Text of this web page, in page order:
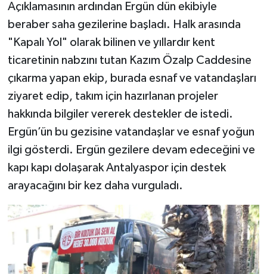
Açıklamasının ardından Ergün dün ekibiyle
beraber saha gezilerine başladı. Halk arasında
"Kapalı Yol" olarak bilinen ve yıllardır kent
ticaretinin nabzını tutan Kazım Özalp Caddesine
çıkarma yapan ekip, burada esnaf ve vatandaşları
ziyaret edip, takım için hazırlanan projeler
hakkında bilgiler vererek destekler de istedi.
Ergün’ün bu gezisine vatandaşlar ve esnaf yoğun
ilgi gösterdi. Ergün gezilere devam edeceğini ve
kapı kapı dolaşarak Antalyaspor için destek
arayacağını bir kez daha vurguladı.